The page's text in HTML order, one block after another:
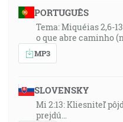
PORTUGUÊS
Tema: Miquéias 2,6-
o que abre caminho
MP3
SLOVENSKY
Mi 2:13: Kliesniteľ
prejdú…